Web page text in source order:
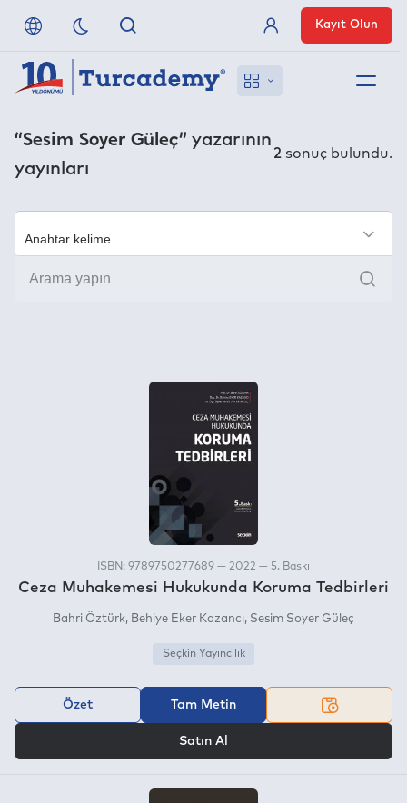
Referanslarımız
Uzaktan Erişim
Nasıl Erişirim
Üye Girişi
Kayıt Olun
“Sesim Soyer Güleç” yazarının
yayınları
2 sonuç bulundu.
Ara
ISBN: 9789750277689 — 2022 — 5. Baskı
Ceza Muhakemesi Hukukunda Koruma Tedbirleri
Bahri Öztürk Behiye Eker Kazancı Sesim Soyer Güleç
Seçkin Yayıncılık
Özet Tam Metin
Satın Al